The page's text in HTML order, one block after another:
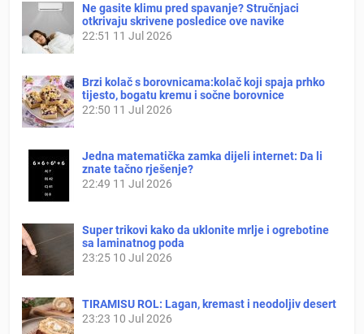
Ne gasite klimu pred spavanje? Stručnjaci
otkrivaju skrivene posledice ove navike
22:51 11 Jul 2026
Brzi kolač s borovnicama:kolač koji spaja prhko
tijesto, bogatu kremu i sočne borovnice
22:50 11 Jul 2026
Jedna matematička zamka dijeli internet: Da li
znate tačno rješenje?
22:49 11 Jul 2026
Super trikovi kako da uklonite mrlje i ogrebotine
sa laminatnog poda
23:25 10 Jul 2026
TIRAMISU ROL: Lagan, kremast i neodoljiv desert
23:23 10 Jul 2026